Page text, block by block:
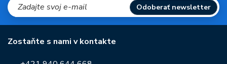
Odoberať newsletter
Zostaňte s nami v kontakte